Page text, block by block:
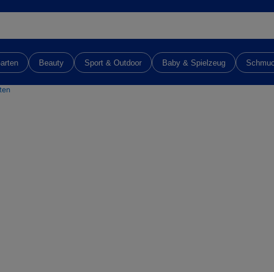
Beauty Sport & Outdoor Baby & Spielzeug